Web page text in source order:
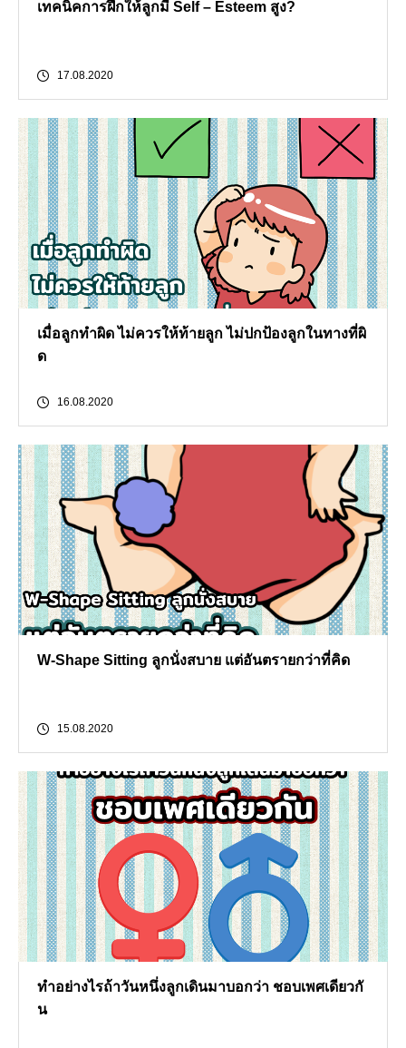
เทคนิคการฝึกให้ลูกมี Self – Esteem สูง?
17.08.2020
เมื่อลูกทำผิด ไม่ควรให้ท้ายลูก ไม่ปกป้องลูกในทางที่ผิ
ด
16.08.2020
W-Shape Sitting ลูกนั่งสบาย แต่อันตรายกว่าที่คิด
15.08.2020
ทำอย่างไรถ้าวันหนึ่งลูกเดินมาบอกว่า ชอบเพศเดียวกั
น